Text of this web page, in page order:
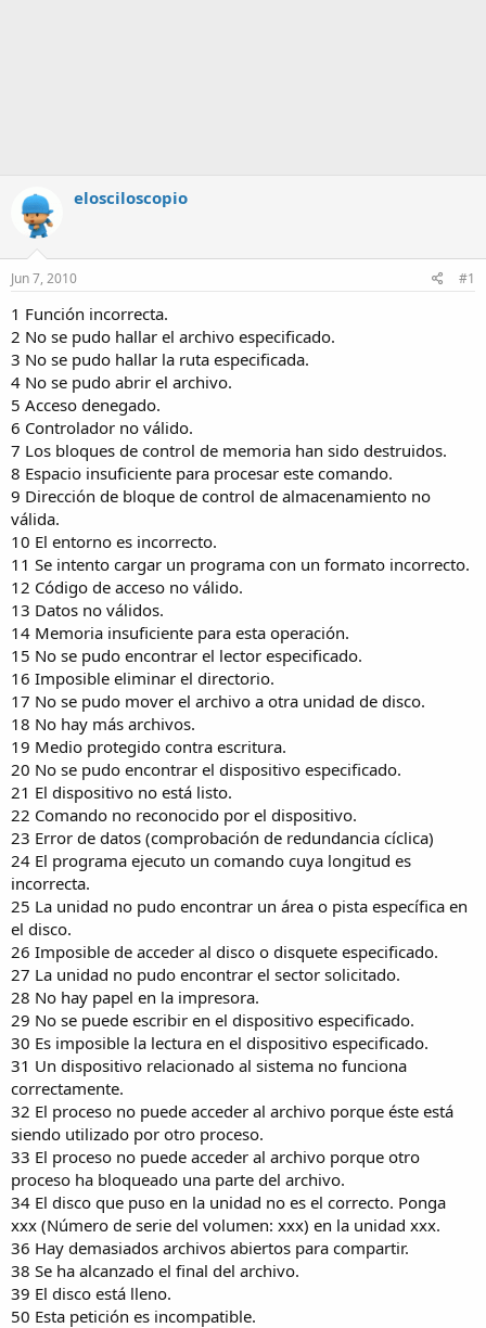
elosciloscopio
Jun 7, 2010 #1
1 Función incorrecta.
2 No se pudo hallar el archivo especificado.
3 No se pudo hallar la ruta especificada.
4 No se pudo abrir el archivo.
5 Acceso denegado.
6 Controlador no válido.
7 Los bloques de control de memoria han sido destruidos.
8 Espacio insuficiente para procesar este comando.
9 Dirección de bloque de control de almacenamiento no
válida.
10 El entorno es incorrecto.
11 Se intento cargar un programa con un formato incorrecto.
12 Código de acceso no válido.
13 Datos no válidos.
14 Memoria insuficiente para esta operación.
15 No se pudo encontrar el lector especificado.
16 Imposible eliminar el directorio.
17 No se pudo mover el archivo a otra unidad de disco.
18 No hay más archivos.
19 Medio protegido contra escritura.
20 No se pudo encontrar el dispositivo especificado.
21 El dispositivo no está listo.
22 Comando no reconocido por el dispositivo.
23 Error de datos (comprobación de redundancia cíclica)
24 El programa ejecuto un comando cuya longitud es
incorrecta.
25 La unidad no pudo encontrar un área o pista específica en
el disco.
26 Imposible de acceder al disco o disquete especificado.
27 La unidad no pudo encontrar el sector solicitado.
28 No hay papel en la impresora.
29 No se puede escribir en el dispositivo especificado.
30 Es imposible la lectura en el dispositivo especificado.
31 Un dispositivo relacionado al sistema no funciona
correctamente.
32 El proceso no puede acceder al archivo porque éste está
siendo utilizado por otro proceso.
33 El proceso no puede acceder al archivo porque otro
proceso ha bloqueado una parte del archivo.
34 El disco que puso en la unidad no es el correcto. Ponga
xxx (Número de serie del volumen: xxx) en la unidad xxx.
36 Hay demasiados archivos abiertos para compartir.
38 Se ha alcanzado el final del archivo.
39 El disco está lleno.
50 Esta petición es incompatible.